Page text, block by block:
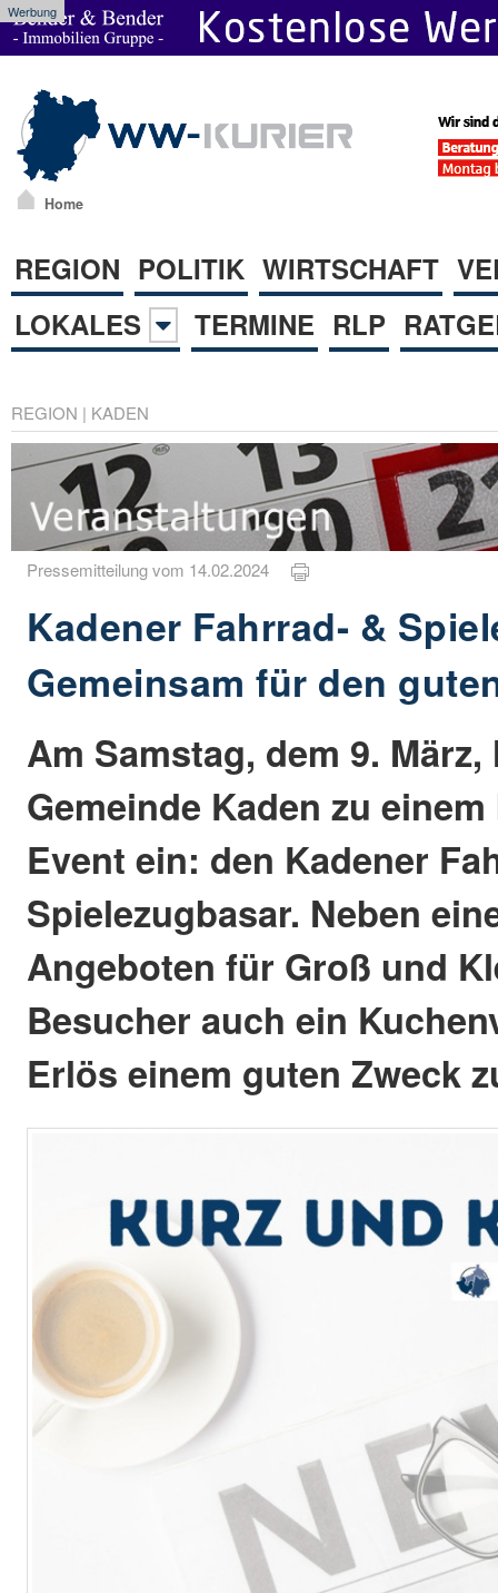
Werbung
Home
REGION POLITIK WIRTSCHAFT
LOKALES
TERMINE RLP
REGION | KADEN
Pressemitteilung vom 14.02.2024
Kadener Fahrrad- &
Gemeinsam für den
Am Samstag, dem 9.
Gemeinde Kaden zu
Event ein: den Kadener
Spielezugbasar. Neben
Angeboten für Groß und
Besucher auch ein
Erlös einem guten Zweck